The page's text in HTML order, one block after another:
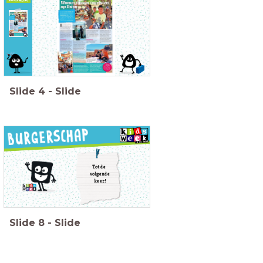
Luister naar
het verhaal
van de
leerkracht.
Slide 4 - Slide
Tot de
volgende
keer!
Slide 8 - Slide